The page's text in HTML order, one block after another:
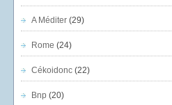
A Méditer(29)
Rome (24)
Cékoidonc(22)
Bnp (20)